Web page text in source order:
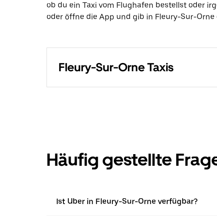
ob du ein Taxi vom Flughafen bestellst oder
oder öffne die App und gib in Fleury-Sur-Orne
Fleury-Sur-Orne Taxis
Häufig gestellte
Ist Uber in Fleury-Sur-Orne verfügbar?